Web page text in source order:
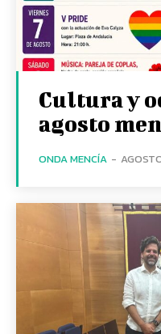
Cultura y
agosto
ONDA MENCÍA -